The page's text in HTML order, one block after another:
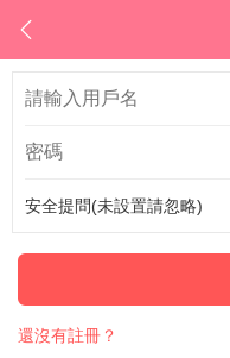
安全提問(未設置請忽略)
還沒有註冊？